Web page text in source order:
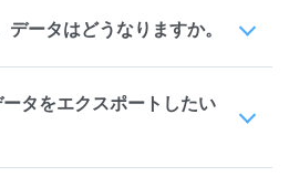
ータはどうなりますか。
タをエクスポートしたい